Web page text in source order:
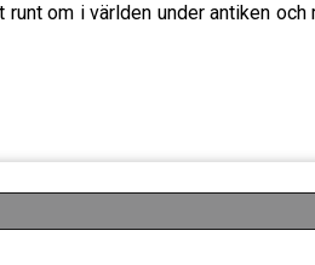
om i världen under antiken